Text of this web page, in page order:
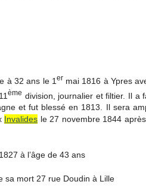
à 32 ans le 1 er mai 1816 à Ypres
ème division, journalier et filtier. Il a
et fut blessé en 1813. Il sera
Invalides le 27 novembre 1844
à l’âge de 43 ans
sa mort 27 rue Doudin à Lille